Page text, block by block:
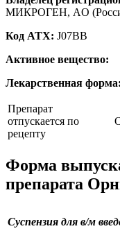
МИКРОГЕН, AO
Код ATX: J07BB
Активное вещество:
Лекарственная форма:
Препарат
отпускается по
рецепту
Форма
препарата
Суспензия для в/м